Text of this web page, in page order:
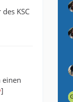
KSC
einen
]